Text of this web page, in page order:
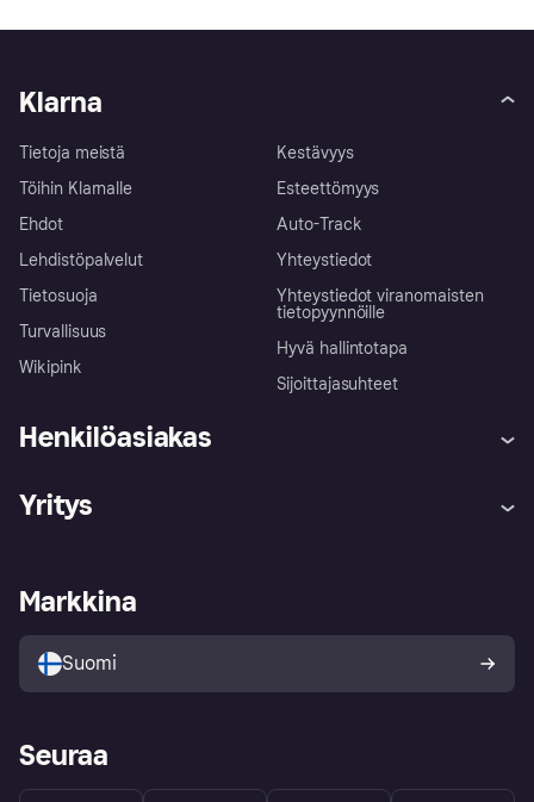
Klarna
Tietoja meistä
Töihin Klarnalle
Ehdot
Lehdistöpalvelut
Tietosuoja
Turvallisuus
Wikipink
Kestävyys
Esteettömyys
Auto-Track
Yhteystiedot
Yhteystiedot viranomaisten
tietopyynnöille
Hyvä hallintotapa
Sijoittajasuhteet
Henkilöasiakas
Ohje
Kirjaudu sisään
Tutustu kauppoihin
Ostajan turva
Yritys
Kirjaudu sisään yrityksenä
Markkina
Suomi
Seuraa